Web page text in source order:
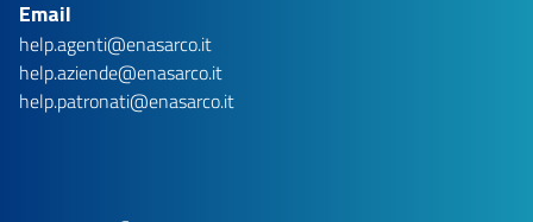
Email
help.agenti@enasarco.it
help.aziende@enasarco.it
help.patronati@enasarco.it